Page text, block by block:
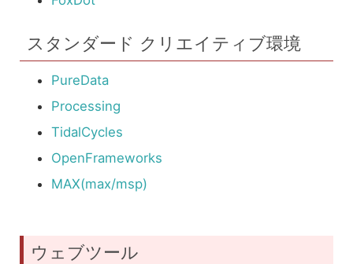
スタンダード クリエイティブ環境
PureData
Processing
TidalCycles
OpenFrameworks
MAX(max/msp)
ウェブツール